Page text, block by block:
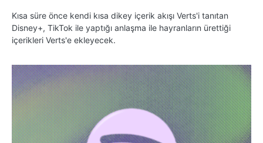
Kısa süre önce kendi kısa dikey içerik akışı Verts'i tanıtan
Disney+, TikTok ile yaptığı anlaşma ile hayranların ürettiği
içerikleri Verts'e ekleyecek.